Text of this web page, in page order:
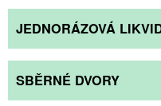
JEDNORÁZOVÁ
SBĚRNÉ DVORY